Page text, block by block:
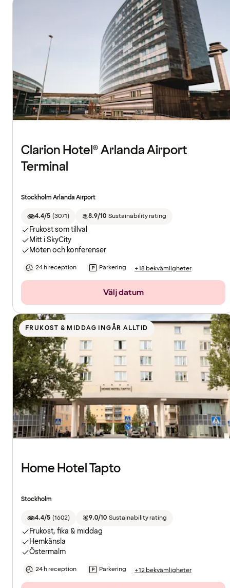
Clarion Hotel® Arlanda Airport
Terminal
Stockholm Arlanda Airport
4.4/5 (3071) 8.9/10 Sustainability rating
Frukost som tillval
Mitt i SkyCity
Möten och konferenser
24 h reception Parkering +18 bekvämligheter
Välj datum
FRUKOST & MIDDAG INGÅR ALLTID
Home Hotel Tapto
Stockholm
4.4/5 (1602) 9.0/10 Sustainability rating
Frukost, fika & middag
Hemkänsla
Östermalm
24 h reception Parkering +12 bekvämligheter